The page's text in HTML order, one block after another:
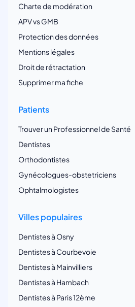
Charte de modération
APV vs GMB
Protection des données
Mentions légales
Droit de rétractation
Supprimer ma fiche
Patients
Trouver un Professionnel de Santé
Dentistes
Orthodontistes
Gynécologues-obstetriciens
Ophtalmologistes
Villes populaires
Dentistes à Osny
Dentistes à Courbevoie
Dentistes à Mainvilliers
Dentistes à Hambach
Dentistes à Paris 12ème